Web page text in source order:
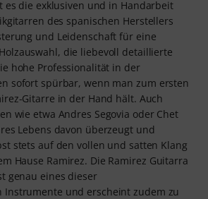
es die exklusiven und in Handarbeit
des spanischen Herstellers
und Leidenschaft für eine
die liebevoll detaillierte
hohe Professionalität in der
sofort spürbar, wenn man zum ersten
Gitarre in der Hand hält. Auch
wie etwa Andres Segovia oder Chet
Lebens davon überzeugt und
stets auf den vollen und satten Klang
Hause Ramirez. Die Ramirez Guitarra
genau eines dieser
Instrumente und erscheint zudem zu